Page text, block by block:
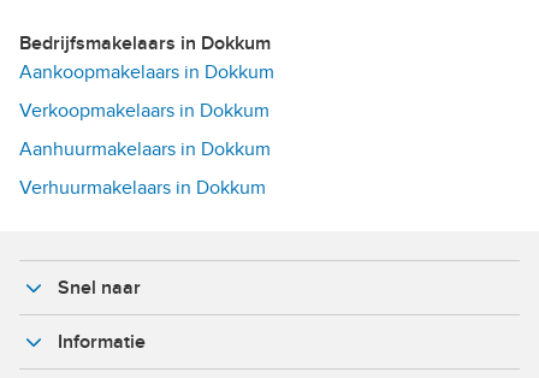
Bedrijfsmakelaars in Dokkum
Aankoopmakelaars in Dokkum
Verkoopmakelaars in Dokkum
Aanhuurmakelaars in Dokkum
Verhuurmakelaars in Dokkum
Snel naar
Informatie